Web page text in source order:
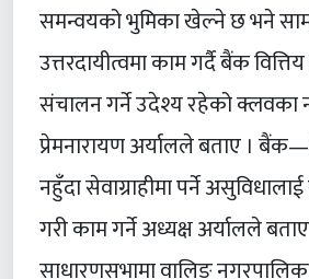
समन्वयको भुमिका खेल्ने छ भने
उत्तरदायीत्वमा काम गर्दै बैंक
संचालन गर्ने उदेश्य रहेको क्लवका
प्रेमनारायण अर्यालले बताए ।
नहुँदा सेवाग्राहीमा पर्ने
गरी काम गर्ने अध्यक्ष अर्यालले
साधारणसभामा वालिङ